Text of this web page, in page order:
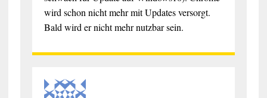
wird schon nicht mehr mit Updates versorgt.
Bald wird er nicht mehr nutzbar sein.